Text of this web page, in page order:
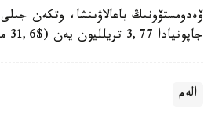
ۆەدومستۆونىڭ باعالاۋىنشا، وتكەن
جاپونيادا 3,77 تريلليون يەن ($31,6 ميلليارد) جۇمساعان.
الەم